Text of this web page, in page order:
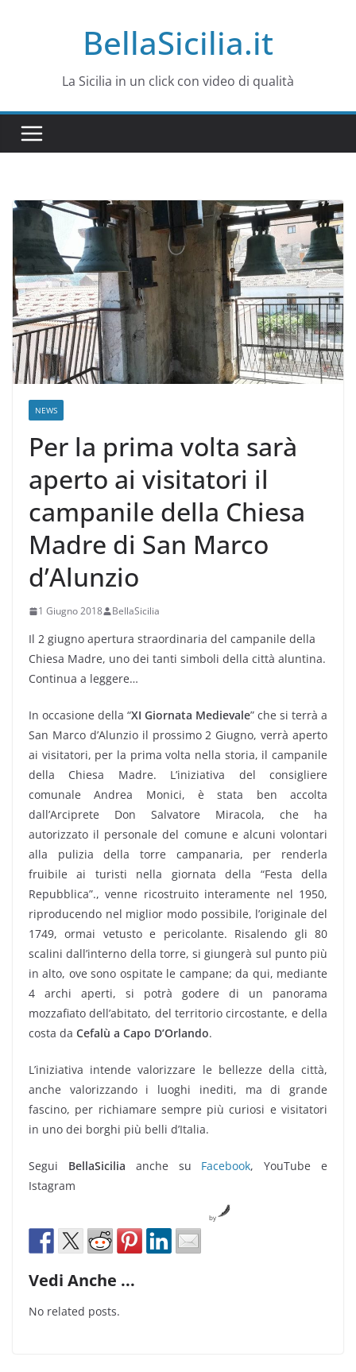
BellaSicilia.it
La Sicilia in un click con video di qualità
NEWS
Per la prima volta sarà
aperto ai visitatori il
campanile della Chiesa
Madre di San Marco
d’Alunzio
1 Giugno 2018 BellaSicilia
Il 2 giugno apertura straordinaria del campanile della
Chiesa Madre, uno dei tanti simboli della città aluntina.
Continua a leggere…
In occasione della “XI Giornata Medievale” che si terrà a
San Marco d’Alunzio il prossimo 2 Giugno, verrà aperto
ai visitatori, per la prima volta nella storia, il campanile
della Chiesa Madre. L’iniziativa del consigliere
comunale Andrea Monici, è stata ben accolta
dall’Arciprete Don Salvatore Miracola, che ha
autorizzato il personale del comune e alcuni volontari
alla pulizia della torre campanaria, per renderla
fruibile ai turisti nella giornata della “Festa della
Repubblica”., venne ricostruito interamente nel 1950,
riproducendo nel miglior modo possibile, l’originale del
1749, ormai vetusto e pericolante. Risalendo gli 80
scalini dall’interno della torre, si giungerà sul punto più
in alto, ove sono ospitate le campane; da qui, mediante
4 archi aperti, si potrà godere di un panorama
mozzafiato dell’abitato, del territorio circostante, e della
costa da Cefalù a Capo D’Orlando.
L’iniziativa intende valorizzare le bellezze della città,
anche valorizzando i luoghi inediti, ma di grande
fascino, per richiamare sempre più curiosi e visitatori
in uno dei borghi più belli d’Italia.
Segui BellaSicilia anche su Facebook, YouTube e
Istagram
by
Vedi Anche ...
No related posts.